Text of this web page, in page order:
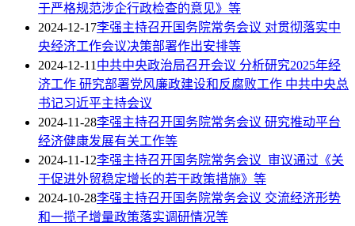
于严格规范涉企行政检查的意见》等
2024-12-17李强主持召开国务院常务会议 对贯彻落实中
央经济工作会议决策部署作出安排等
2024-12-11中共中央政治局召开会议 分析研究2025年经
济工作 研究部署党风廉政建设和反腐败工作 中共中央总
书记习近平主持会议
2024-11-28李强主持召开国务院常务会议 研究推动平台
经济健康发展有关工作等
2024-11-12李强主持召开国务院常务会议 审议通过《关
于促进外贸稳定增长的若干政策措施》等
2024-10-28李强主持召开国务院常务会议 交流经济形势
和一揽子增量政策落实调研情况等